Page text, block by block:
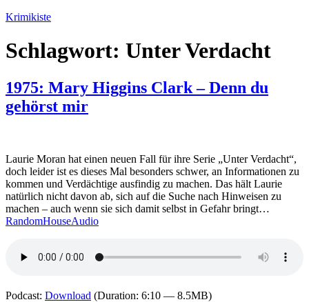
Zum
springen
Krimikiste
Schlagwort: Unter Verdacht
1975: Mary Higgins Clark – Denn du
gehörst mir
Laurie Moran hat einen neuen Fall für ihre Serie „Unter Verdacht“,
doch leider ist es dieses Mal besonders schwer, an Informationen zu
kommen und Verdächtige ausfindig zu machen. Das hält Laurie
natürlich nicht davon ab, sich auf die Suche nach Hinweisen zu
machen – auch wenn sie sich damit selbst in Gefahr bringt…
RandomHouseAudio
Podcast: Download (Duration: 6:10 — 8.5MB)